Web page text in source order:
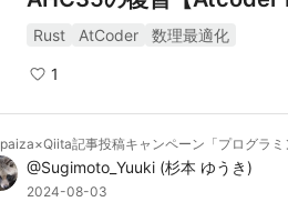
Rust AtCoder 数理最適化
1
paiza×Qiita記事投稿キャンペーン「プログラミ
@Sugimoto_Yuuki (杉本 ゆうき)
2024-08-03